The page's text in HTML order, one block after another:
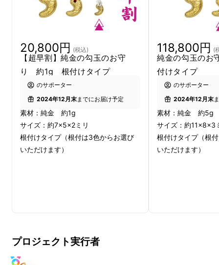
新春を迎え、純金の勾玉を手にすることは、非
20,800円 (税込)
【超早割】純金の勾玉のお守
り 約1g 根付けタイプ
のサポーター
2024年12月末までにお届け予定
素材：純金 約1g
サイズ：約7×5×2ミリ
根付けタイプ（根付は3色からお選び
いただけます）
118,800円 (
純金の勾玉の
付けタイプ
のサポーター
2024年12月末
素材：純金 約5g
サイズ：約11×8×3
根付けタイプ（根
いただけます）
プロジェクト実行者